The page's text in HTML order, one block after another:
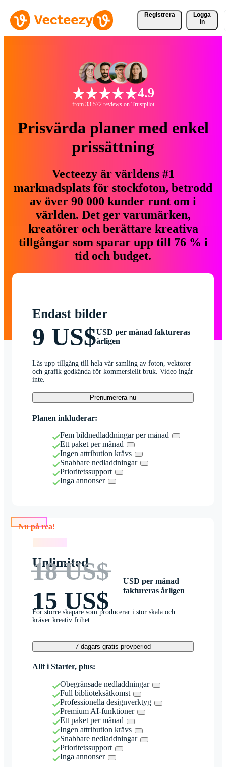
Registrera
Logga
in
4.9
from 33 572 reviews on Trustpilot
Prisvärda planer med enkel
prissättning
Vecteezy är världens #1
marknadsplats för stockfoton, betrodd
av över 90 000 kunder runt om i
världen. Det ger varumärken,
kreatörer och berättare kreativa
tillgångar som sparar upp till 76 % i
tid och budget.
Endast bilder
9 US$USD per månad faktureras
årligen
Lås upp tillgång till hela vår samling av foton, vektorer
och grafik godkända för kommersiellt bruk. Video ingår
inte.
Prenumerera nu
Planen inkluderar:
Fem bildnedladdningar per månad
Ett paket per månad
Ingen attribution krävs
Snabbare nedladdningar
Prioritetssupport
Inga annonser
Nu på rea!
Unlimited
18 US$
15 US$
USD per månad
faktureras årligen
För större skapare som producerar i stor skala och
kräver kreativ frihet
7 dagars gratis provperiod
Allt i Starter, plus:
Obegränsade nedladdningar
Full biblioteksåtkomst
Professionella designverktyg
Premium AI-funktioner
Ett paket per månad
Ingen attribution krävs
Snabbare nedladdningar
Prioritetssupport
Inga annonser